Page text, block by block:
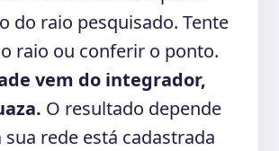
do raio pesquisado. Tente
raio ou conferir o ponto.
vem do integrador,
O resultado depende
sua rede está cadastrada